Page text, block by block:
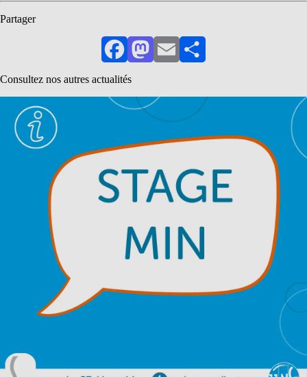
Partager
FacebookMastodon
EmailPartager
Consultez nos autres actualités